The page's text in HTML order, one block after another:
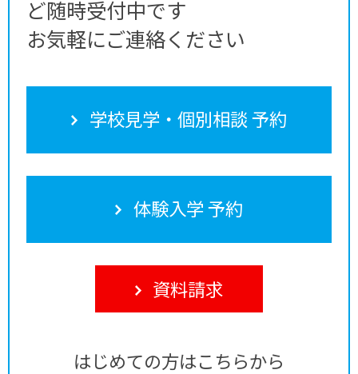
ど随時受付中です
お気軽にご連絡ください
学校見学・個別相談 予約
体験入学 予約
資料請求
はじめての方はこちらから